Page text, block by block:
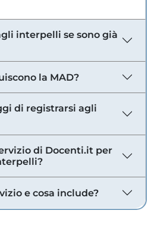
interpelli se sono già
la MAD?
di registrarsi agli
di Docenti.it per
e cosa include?